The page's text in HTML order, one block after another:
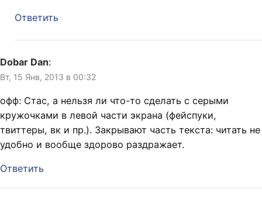
Ответить
Dobar Dan:
Вт, 15 Янв, 2013 в 00:32
офф: Стас, а нельзя ли что-то сделать с серыми
кружочками в левой части экрана (фейспуки,
твиттеры, вк и пр.). Закрывают часть текста: читать не
удобно и вообще здорово раздражает.
Ответить